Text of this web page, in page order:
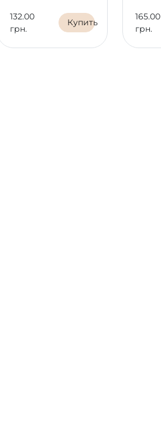
132.00
грн.
Купить
165.00
грн.